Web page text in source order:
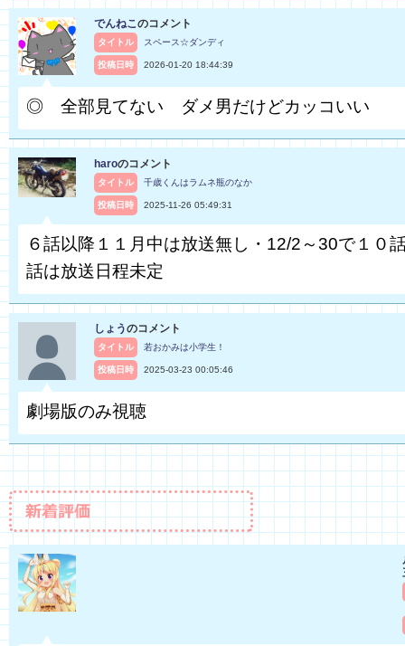
でんねこのコメント
タイトル スペース☆ダンディ
投稿日時 2026-01-20 18:44:39
◎ 全部見てない ダメ男だけどカッコいい
haroのコメント
タイトル 千歳くんはラムネ瓶のなか
投稿日時 2025-11-26 05:49:31
６話以降１１月中は放送無し・12/2～30で１０
話は放送日程未定
しょうのコメント
タイトル 若おかみは小学生！
投稿日時 2025-03-23 00:05:46
劇場版のみ視聴